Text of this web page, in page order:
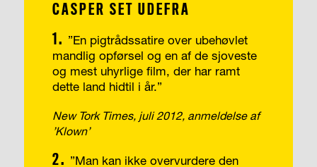
CASPER SET UDEFRA
1. ”En pigtrådssatire over ubehøvlet
mandlig opførsel og en af de sjoveste
og mest uhyrlige film, der har ramt
dette land hidtil i år.”
New Tork Times, juli 2012, anmeldelse af
’Klown’
2. ”Man kan ikke overvurdere den